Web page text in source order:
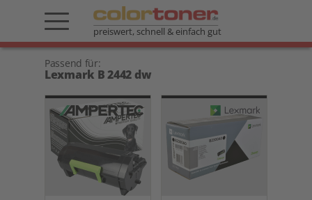
preiswert, schnell & einfach gut
Passend für:
Lexmark B 2442 dw